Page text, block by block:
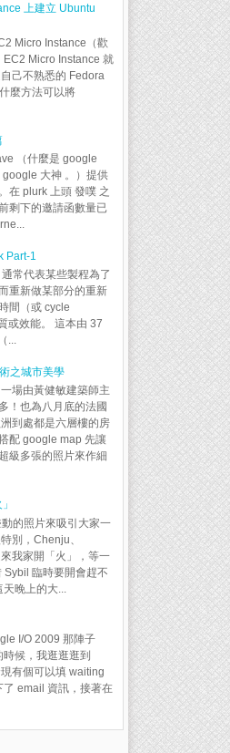
上建立 Ubuntu
Micro Instance（歡
Micro Instance 就
己不熟悉的 Fedora
麼方法可以將
（什麼是 google
大神 。）提供
在 plurk 上頭 發噗 之
剩下的邀請函數量已
Part-1
常代表某些製程為了
重新做某部分的重新
間（或 cycle
或效能。 這本由 37
...
之城市美學
場由黃健敏建築師主
！也為八月底的法國
到處都是六層樓的房
配 google map 先讓
級多張的照片來作細
的照片來吸引大家一
別，Chenju、
我家開「火」，等一
Sybil 臨時要開會趕不
晚上的大...
I/O 2009 那陣子
候，我逛逛逛到
有個可以填 waiting
email 資訊，接著在